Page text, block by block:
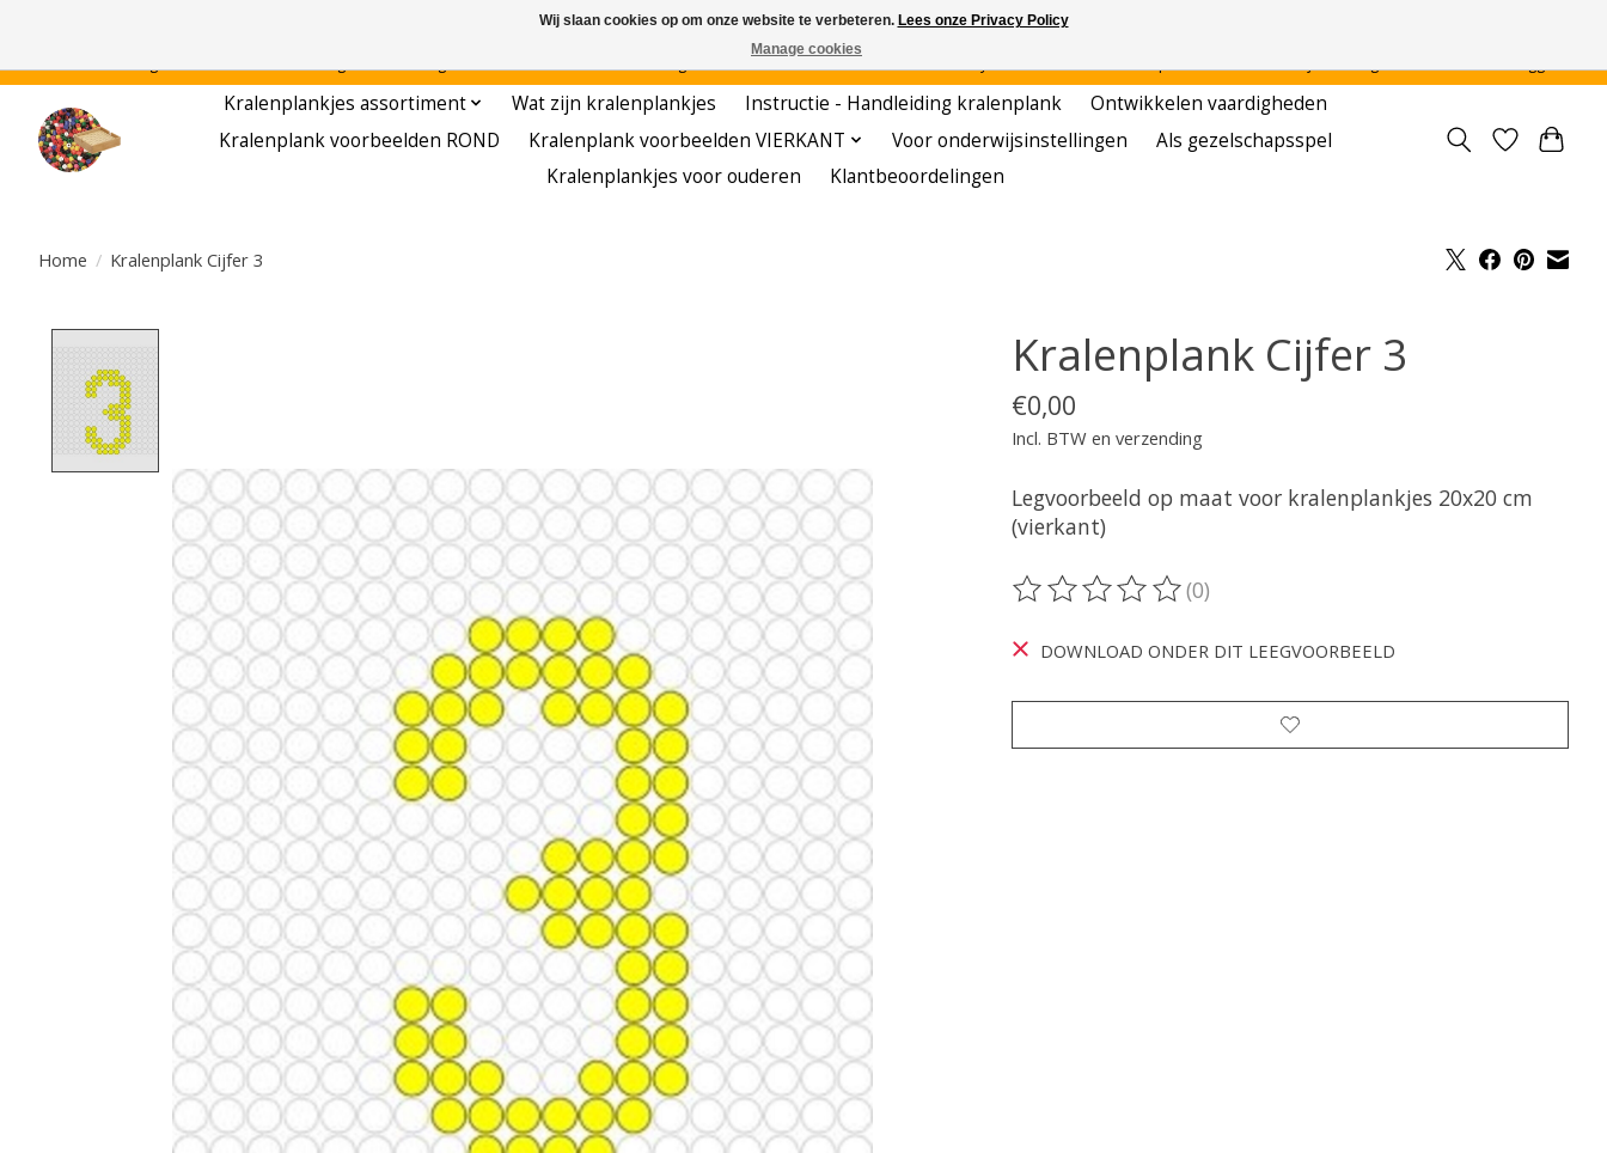
Kralenplankjes assortiment Wat zijn kralenplankjes Instructie - Handleiding kralenplank
Ontwikkelen vaardigheden
Kralenplank voorbeelden ROND
Kralenplank voorbeelden VIERKANT Voor onderwijsinstellingen
Als gezelschapsspel
Kralenplankjes voor ouderen
Klantbeoordelingen
Home / Kralenplank Cijfer 3
Kralenplank Cijfer 3
€0,00
Incl. BTW en verzending
Legvoorbeeld op maat voor kralenplankjes 20x20 cm
(vierkant)
De beoordeling van dit product is
(0)
DOWNLOAD ONDER DIT LEEGVOORBEELD
Wij slaan cookies op om onze website te verbeteren. Lees onze Privacy Policy
Manage cookies